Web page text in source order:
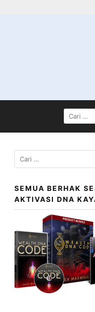
CARI
UNTUK:
Cari
untuk:
SEMUA BERHAK
AKTIVASI DNA